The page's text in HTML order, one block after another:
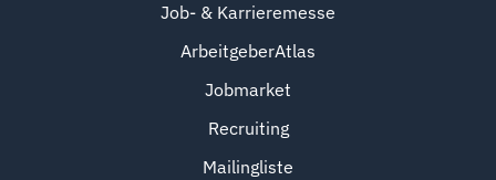
Job- & Karrieremesse
ArbeitgeberAtlas
Jobmarket
Recruiting
Mailingliste